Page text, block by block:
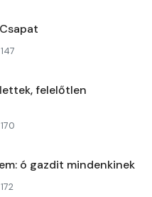
147
felelőtlen
170
ó gazdit mindenkinek
172